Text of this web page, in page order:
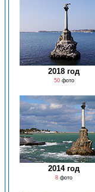
2018 год
50фото
2014 год
8 фото